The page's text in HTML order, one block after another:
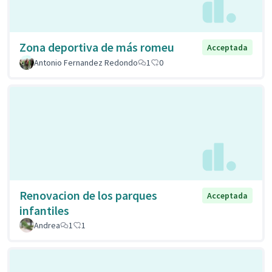
Zona deportiva de más romeu
Acceptada
Antonio Fernandez Redondo
1 0
Renovacion de los parques
infantiles
Acceptada
Andrea 1 1